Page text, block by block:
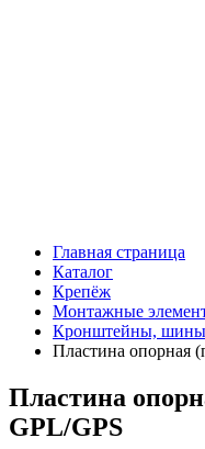
Главная страница
Каталог
Крепёж
Монтажные
Кронштейны,
Пластина опорная
Пластина
GPL/GPS